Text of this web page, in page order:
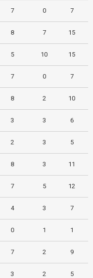
7 0 7
8 7 15
5 10 15
7 0 7
8 2 10
3 3 6
2 3 5
8 3 11
7 5 12
4 3 7
0 1 1
7 2 9
3 2 5